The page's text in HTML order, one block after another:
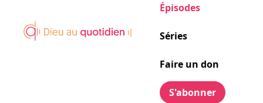
Épisodes
Séries
Faire un don
S'abonner